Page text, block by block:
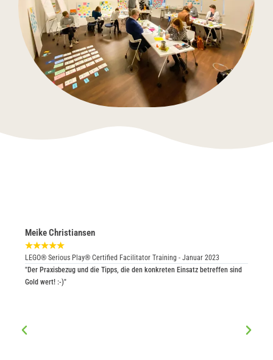
Meike Christiansen
★★★★★
LEGO® Serious Play® Certified Facilitator Training - Januar 2023
"Der Praxisbezug und die Tipps, die den konkreten Einsatz betreffen sind
Gold wert! :-)"